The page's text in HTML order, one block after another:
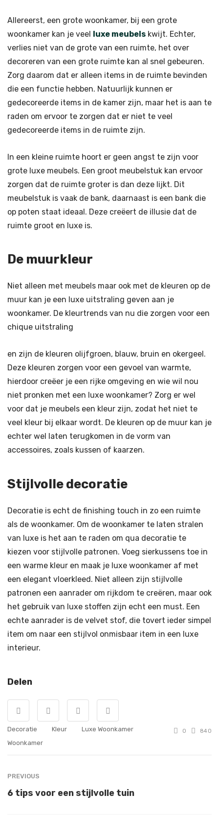
Allereerst, een grote woonkamer, bij een grote
woonkamer kan je veel luxe meubels kwijt. Echter,
verlies niet van de grote van een ruimte, het over
decoreren van een grote ruimte kan al snel gebeuren.
Zorg daarom dat er alleen items in de ruimte bevinden
die een functie hebben. Natuurlijk kunnen er
gedecoreerde items in de kamer zijn, maar het is aan te
raden om ervoor te zorgen dat er niet te veel
gedecoreerde items in de ruimte zijn.
In een kleine ruimte hoort er geen angst te zijn voor
grote luxe meubels. Een groot meubelstuk kan ervoor
zorgen dat de ruimte groter is dan deze lijkt. Dit
meubelstuk is vaak de bank, daarnaast is een bank die
op poten staat ideaal. Deze creëert de illusie dat de
ruimte groot en luxe is.
De muurkleur
Niet alleen met meubels maar ook met de kleuren op de
muur kan je een luxe uitstraling geven aan je
woonkamer. De kleurtrends van nu die zorgen voor een
chique uitstraling
en zijn de kleuren olijfgroen, blauw, bruin en okergeel.
Deze kleuren zorgen voor een gevoel van warmte,
hierdoor creëer je een rijke omgeving en wie wil nou
niet pronken met een luxe woonkamer? Zorg er wel
voor dat je meubels een kleur zijn, zodat het niet te
veel kleur bij elkaar wordt. De kleuren op de muur kan je
echter wel laten terugkomen in de vorm van
accessoires, zoals kussen of kaarzen.
Stijlvolle decoratie
Decoratie is echt de finishing touch in zo een ruimte
als de woonkamer. Om de woonkamer te laten stralen
van luxe is het aan te raden om qua decoratie te
kiezen voor stijlvolle patronen. Voeg sierkussens toe in
een warme kleur en maak je luxe woonkamer af met
een elegant vloerkleed. Niet alleen zijn stijlvolle
patronen een aanrader om rijkdom te creëren, maar ook
het gebruik van luxe stoffen zijn echt een must. Een
echte aanrader is de velvet stof, die tovert ieder simpel
item om naar een stijlvol onmisbaar item in een luxe
interieur.
Delen
Decoratie Kleur
Luxe Woonkamer
Woonkamer
0 840
PREVIOUS
6 tips voor een stijlvolle tuin